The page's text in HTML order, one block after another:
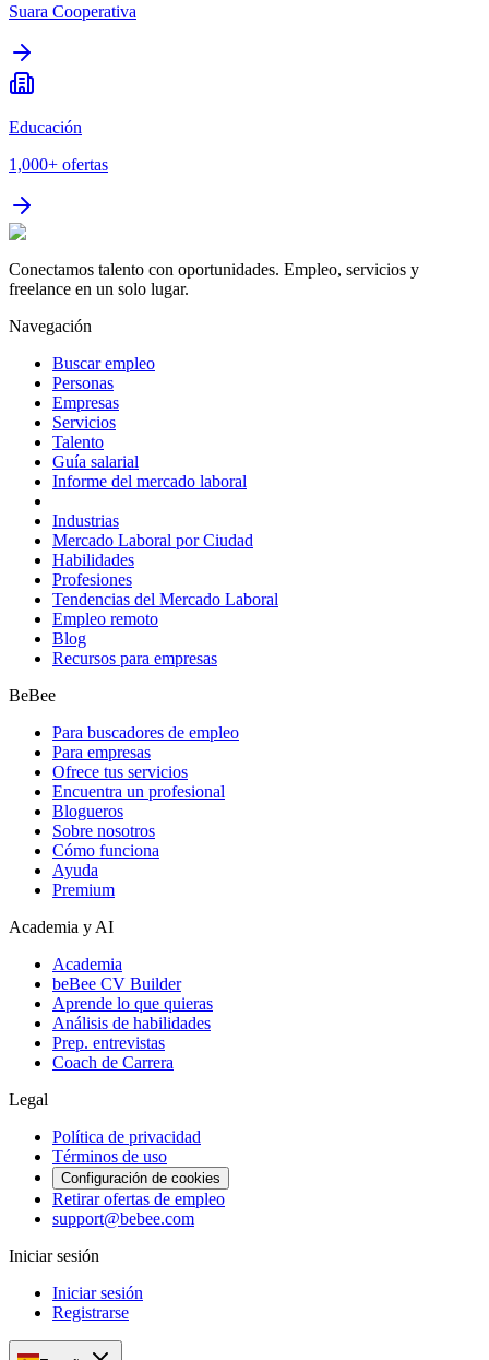
Suara Cooperativa
Educación
1,000+ ofertas
Conectamos talento con oportunidades. Empleo, servicios y
freelance en un solo lugar.
Navegación
Buscar empleo
Personas
Empresas
Servicios
Talento
Guía salarial
Informe del mercado laboral
Industrias
Mercado Laboral por Ciudad
Habilidades
Profesiones
Tendencias del Mercado Laboral
Empleo remoto
Blog
Recursos para empresas
BeBee
Para buscadores de empleo
Para empresas
Ofrece tus servicios
Encuentra un profesional
Blogueros
Sobre nosotros
Cómo funciona
Ayuda
Premium
Academia y AI
Academia
beBee CV Builder
Aprende lo que quieras
Análisis de habilidades
Prep. entrevistas
Coach de Carrera
Legal
Política de privacidad
Términos de uso
Configuración de cookies
Retirar ofertas de empleo
support@bebee.com
Iniciar sesión
Iniciar sesión
Registrarse